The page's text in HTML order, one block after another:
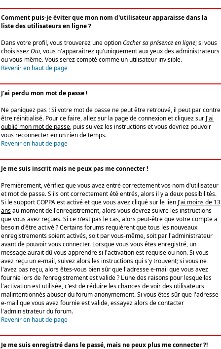
Comment puis-je éviter que mon nom d'utilisateur apparaisse dans la
liste des utilisateurs en ligne ?
Dans votre profil, vous trouverez une optionCacher sa présence en ligne; si vous
choisissezOui, vous n'apparaîtrez qu'uniquement aux yeux des administrateurs
ou vous-même. Vous serez compté comme un utilisateur invisible.
Revenir en haut de page
J'ai perdu mon mot de passe !
Ne paniquez pas ! Si votre mot de passe ne peut être retrouvé, il peut par contre
être réinitialisé. Pour ce faire, allez sur la page de connexion et cliquez sur J'ai
oublié mon mot de passe, puis suivez les instructions et vous devriez pouvoir
vous reconnecter en un rien de temps.
Revenir en haut de page
Je me suis inscrit mais ne peux pas me connecter !
Premièrement, vérifiez que vous avez entré correctement vos nom d'utilisateur
et mot de passe. S'ils ont correctement été entrés, alors il y a deux possibilités.
Si le support COPPA est activé et que vous avez cliqué sur le lien J'ai moins de 13
ansau moment de l'enregistrement, alors vous devrez suivre les instructions
que vous avez reçues. Si ce n'est pas le cas, alors peut-être que votre compte a
besoin d'être activé ? Certains forums requièrent que tous les nouveaux
enregistrements soient activés, soit par vous-même, soit par l'administrateur
avant de pouvoir vous connecter. Lorsque vous vous êtes enregistré, un
message aurait dû vous apprendre si l'activation est requise ou non. Si vous
avez reçu un e-mail, suivez alors les instructions qui s'y trouvent; si vous ne
l'avez pas reçu, alors êtes-vous bien sûr que l'adresse e-mail que vous avez
fournie lors de l'enregistrement est valide ? L'une des raisons pour lesquelles
l'activation est utilisée, c'est de réduire les chances de voir des utilisateurs
malintentionnés abuser du forum anonymement. Si vous êtes sûr que l'adresse
e-mail que vous avez fournie est valide, essayez alors de contacter
l'administrateur du forum.
Revenir en haut de page
Je me suis enregistré dans le passé, mais ne peux plus me connecter ?!